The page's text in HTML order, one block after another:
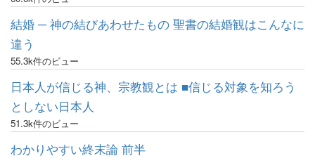
結婚 ─ 神の結びあわせたもの 聖書の結婚観はこんなに
違う
55.3k件のビュー
日本人が信じる神、宗教観とは ■信じる対象を知ろう
としない日本人
51.3k件のビュー
わかりやすい終末論 前半